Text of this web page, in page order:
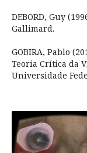
DEBORD, Guy
Gallimard.
GOBIRA, Pablo
Teoria Crítica da
Universidade